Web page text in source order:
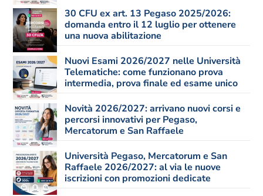
30 CFU ex art. 13 Pegaso 2025/2026:
domanda entro il 12 luglio per ottenere
una nuova abilitazione
Nuovi Esami 2026/2027 nelle Università
Telematiche: come funzionano prova
intermedia, prova finale ed esame unico
Novità 2026/2027: arrivano nuovi corsi e
percorsi innovativi per Pegaso,
Mercatorum e San Raffaele
Università Pegaso, Mercatorum e San
Raffaele 2026/2027: al via le nuove
iscrizioni con promozioni dedicate